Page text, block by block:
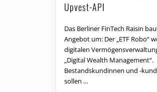
Upvest-API
Das Berliner FinTech Raisin
Angebot um: Der „ETF Robo“
digitalen
„Digital Wealth Management“.
Bestandskundinnen und -
sollen …